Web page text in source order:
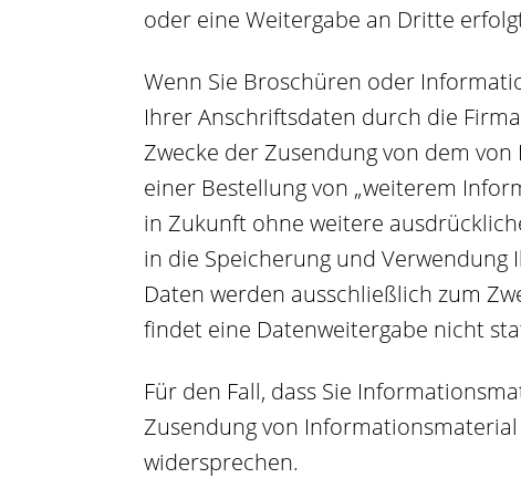
oder eine Weitergabe an Dritte
Wenn Sie Broschüren oder
Ihrer Anschriftsdaten durch die
Zwecke der Zusendung von dem
einer Bestellung von „weiterem
in Zukunft ohne weitere
in die Speicherung und Verwendung
Daten werden ausschließlich zum
findet eine Datenweitergabe nicht
Für den Fall, dass Sie
Zusendung von
widersprechen.